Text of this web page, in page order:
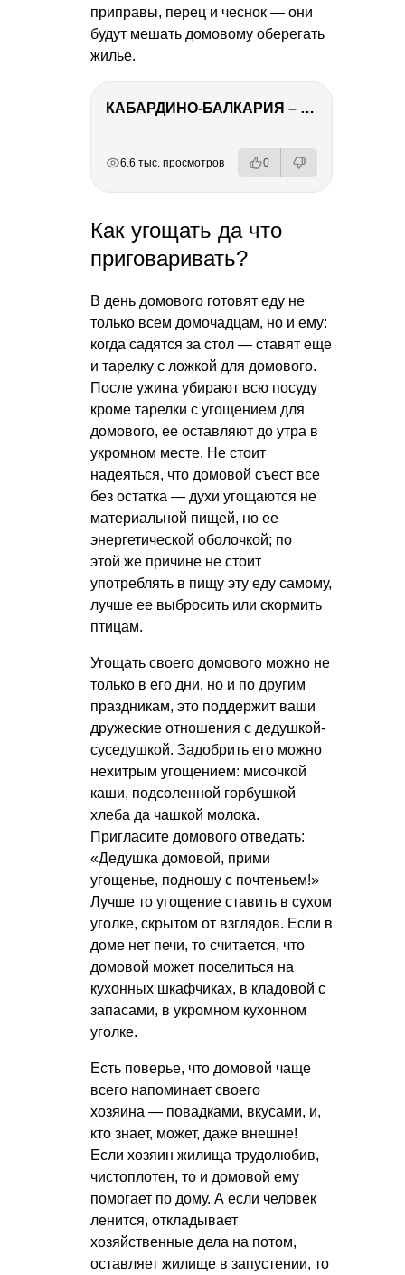
приправы, перец и чеснок — они
будут мешать домовому оберегать
жилье.
КАБАРДИНО-БАЛКАРИЯ – ПУТЕШЕСТВИЕ НА КАВКАЗ часть 3
6.6 тыс. просмотров 0
Как угощать да что
приговаривать?
В день домового готовят еду не
только всем домочадцам, но и ему:
когда садятся за стол — ставят еще
и тарелку с ложкой для домового.
После ужина убирают всю посуду
кроме тарелки с угощением для
домового, ее оставляют до утра в
укромном месте. Не стоит
надеяться, что домовой съест все
без остатка — духи угощаются не
материальной пищей, но ее
энергетической оболочкой; по
этой же причине не стоит
употреблять в пищу эту еду самому,
лучше ее выбросить или скормить
птицам.
Угощать своего домового можно не
только в его дни, но и по другим
праздникам, это поддержит ваши
дружеские отношения с дедушкой-
суседушкой. Задобрить его можно
нехитрым угощением: мисочкой
каши, подсоленной горбушкой
хлеба да чашкой молока.
Пригласите домового отведать:
«Дедушка домовой, прими
угощенье, подношу с почтеньем!»
Лучше то угощение ставить в сухом
уголке, скрытом от взглядов. Если в
доме нет печи, то считается, что
домовой может поселиться на
кухонных шкафчиках, в кладовой с
запасами, в укромном кухонном
уголке.
Есть поверье, что домовой чаще
всего напоминает своего
хозяина — повадками, вкусами, и,
кто знает, может, даже внешне!
Если хозяин жилища трудолюбив,
чистоплотен, то и домовой ему
помогает по дому. А если человек
ленится, откладывает
хозяйственные дела на потом,
оставляет жилище в запустении, то